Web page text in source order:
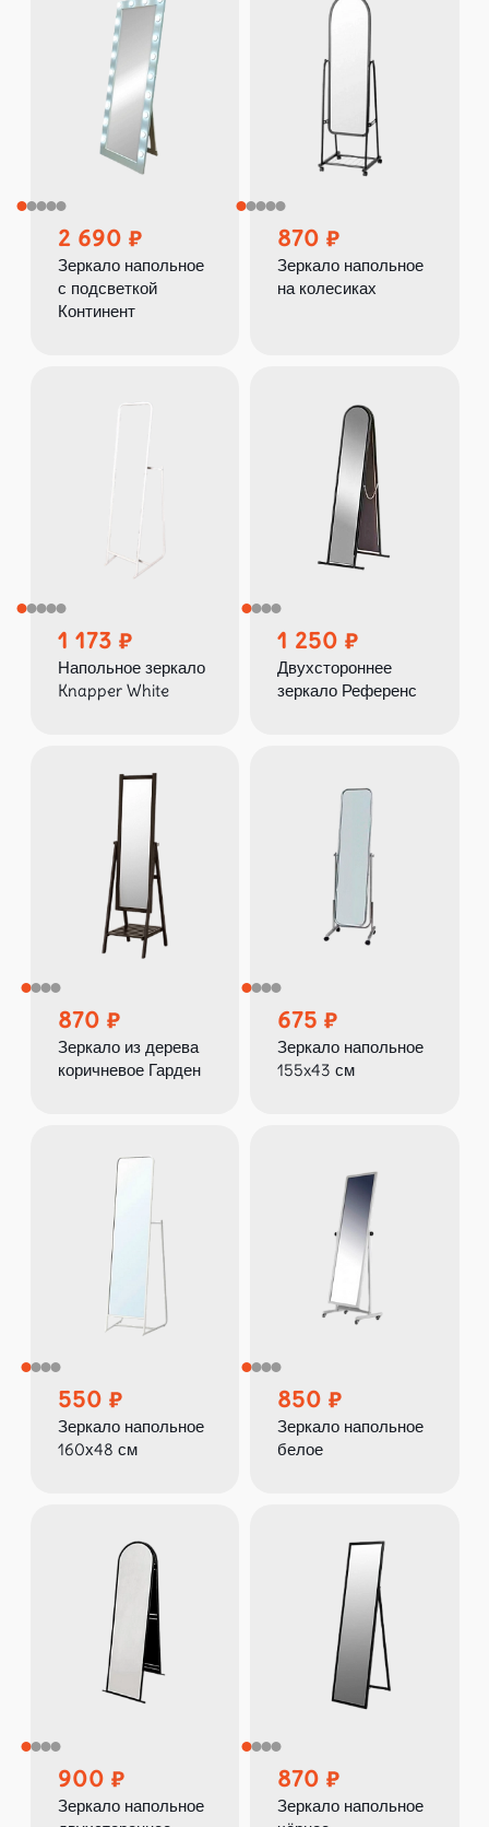
2 690
Зеркало напольное
с подсветкой
Континент
870
Зеркало напольное
на колесиках
1 173
Напольное зеркало
Knapper White
1 250
Двухстороннее
зеркало Референс
870
Зеркало из дерева
коричневое Гарден
675
Зеркало напольное
155x43 см
550
Зеркало напольное
160х48 см
850
Зеркало напольное
белое
900
Зеркало напольное
870
Зеркало напольное